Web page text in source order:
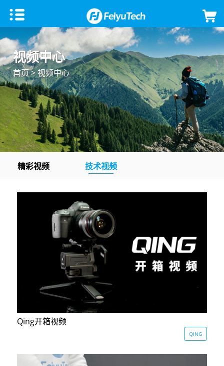
手机稳定器
飞宇蝎子Mini 3手机版
飞宇VB 4
飞宇蝎子-Mini P
Vimble 3 SE
VLOG pocket2
VLOG pocket
ELLA
SPG2
微单单反稳定器
飞宇蝎子-C 2
飞宇蝎子3
飞宇蝎子Mini 3 Pro
飞宇蝎子-Mini
飞宇蝎子 Pro
飞宇蝎子
AK2000C
云台相机
Feiyu Pocket 3
Feiyu Pocket 2S
G5
WG2
飞宇无人机
云台教学
视频中心
首页> 视频中心
精彩视频 技术视频
Qing开箱视频
QING